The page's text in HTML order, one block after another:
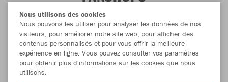
Nous utilisons des cookies
Nous pouvons les utiliser pour analyser les données de nos
visiteurs, pour améliorer notre site web, pour afficher des
contenus personnalisés et pour vous offrir la meilleure
expérience en ligne. Vous pouvez consulter vos paramètres
pour obtenir plus d'informations sur les cookies que nous
utilisons.